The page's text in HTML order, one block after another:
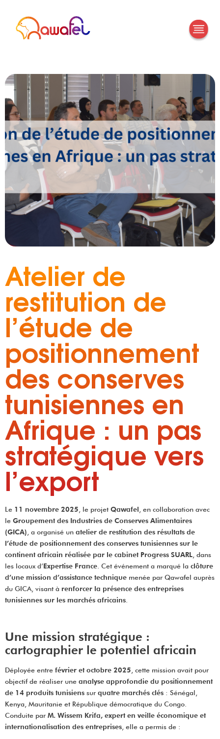
Atelier de
restitution de
l’étude de
positionnement
des conserves
tunisiennes en
Afrique : un pas
stratégique vers
l’export
Le 11 novembre 2025 , le projet Qawafel , en collaboration avec
le Groupement des Industries de Conserves Alimentaires
(GICA) , a organisé un atelier de restitution des résultats de
l’étude de positionnement des conserves tunisiennes sur le
continent africain réalisée par le cabinet Progress SUARL , dans
les locaux d’Expertise France . Cet événement a marqué la clôture
d’une mission d’assistance technique menée par Qawafel auprès
du GICA, visant à renforcer la présence des entreprises
tunisiennes sur les marchés africains
Une mission stratégique :
cartographier le potentiel africain
Déployée entre février et octobre 2025 , cette mission avait pour
objectif de réaliser une analyse approfondie du positionnement
de 14 produits tunisiens surquatre marchés clés : Sénégal,
Kenya, Mauritanie et République démocratique du Congo.
Conduite parM. Wissem Krifa, expert en veille économique et
internationalisation des entreprises , elle a permis de :